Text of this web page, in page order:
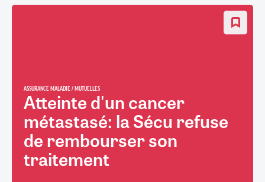
ASSURANCE MALADIE / MUTUELLES
Atteinte d'un cancer
métastasé: la Sécu refuse
de rembourser son
traitement